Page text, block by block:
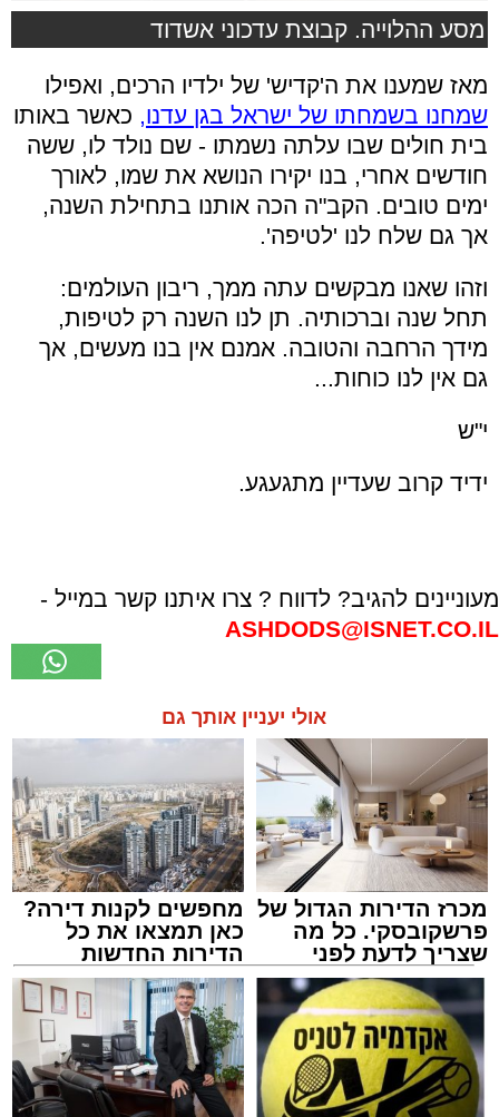
מסע ההלוייה. קבוצת עדכוני אשדוד
מאז שמענו את ה'קדיש' של ילדיו הרכים, ואפילו
שמחנו בשמחתו של ישראל בגן עדנו,
כאשר באותו
בית חולים שבו עלתה נשמתו - שם נולד לו, ששה
חודשים אחרי, בנו יקירו הנושא את שמו, לאורך
ימים טובים. הקב"ה הכה אותנו בתחילת השנה,
אך גם שלח לנו 'לטיפה'.
וזהו שאנו מבקשים עתה ממך, ריבון העולמים:
תחל שנה וברכותיה. תן לנו השנה רק לטיפות,
מידך הרחבה והטובה. אמנם אין בנו מעשים, אך
גם אין לנו כוחות...
י"ש
ידיד קרוב שעדיין מתגעגע.
מעוניינים להגיב? לדווח ? צרו איתנו קשר במייל -
ASHDODS@ISNET.CO.IL
אולי יעניין אותך גם
מכרז הדירות הגדול של
פרשקובסקי. כל מה
שצריך לדעת לפני
שמגישים הצעה לדירה
באשדוד
מחפשים לקנות דירה?
כאן תמצאו את כל
הדירות החדשות
למכירה באשדוד >>>